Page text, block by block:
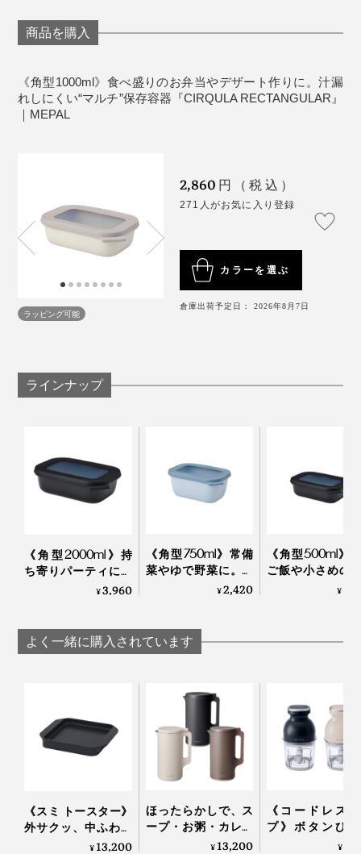
キリ収まるのもうれしいポイント。丸型の
「CIRQULA」よりも、スペースを効率的に使えます。
フタ、容器ともに食洗機で洗えて、後片づけもラクラ
底は、なだらかな曲線なので、手洗いでも汚れをスルン
より“収納スペースの節約”を求めるなら、角型。引き出
まりやすく、お弁当箱として使用する場合は、角型が向
いています。
スッキリ収納できます。
収納時は、容器とフタを別々にしている方が多いと思い
商品を購入
《角型1000ml》食べ盛りのお弁当やデザート作りに。汁漏
れしにくい“マルチ”保存容器『CIRQULA RECTANGULAR』
｜MEPAL
ラッピング可能
2,860 円（税込）
271人がお気に入り登録
カラーを選ぶ
倉庫出荷予定日： 2026年8月7日
ラインナップ
《角型2000ml》持
ち寄りパーティに。
汁漏れしにくい“マル
RECTANGULAR』｜
MEPAL
¥3,960
《角型750ml》常備
菜やゆで野菜に。汁
漏れしにくい“マル
RECTANGULAR』｜
MEPAL
¥2,420
《角型500ml》
ご飯や小さめの
当に。汁漏れし
¥
よく一緒に購入されています
《スミ トースター》
外サクッ、中ふわっ
と焼きあがる、炭プ
¥13,200
ほったらかしで、ス
ープ・お粥・カレー
も作れる「自動調理
¥13,200
《コードレス
プ》ボタンひ
で、刻む・混ぜ
¥